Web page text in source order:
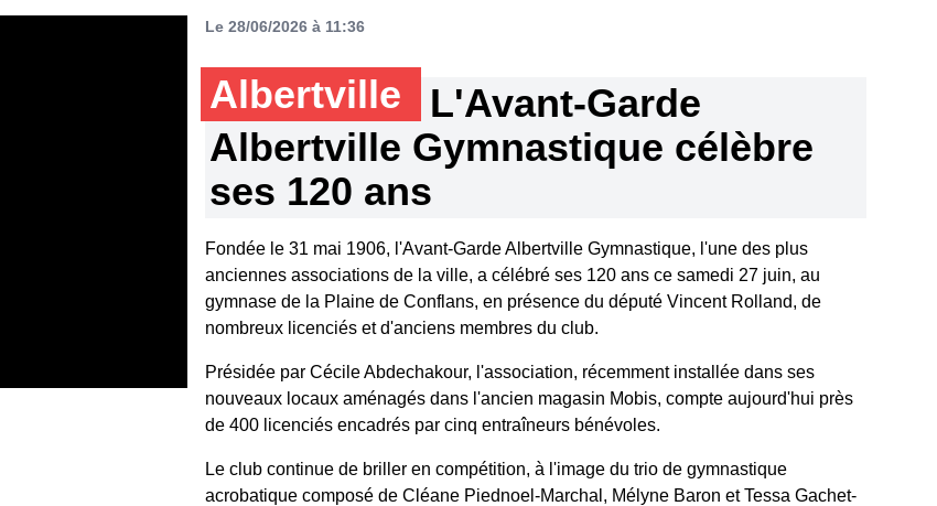
Le 28/06/2026 à 11:36
Albertville
L'Avant-Garde
Albertville Gymnastique célèbre
ses 120 ans
Fondée le 31 mai 1906, l'Avant-Garde Albertville Gymnastique, l'une des plus
anciennes associations de la ville, a célébré ses 120 ans ce samedi 27 juin, au
gymnase de la Plaine de Conflans, en présence du député Vincent Rolland, de
nombreux licenciés et d'anciens membres du club.
Présidée par Cécile Abdechakour, l'association, récemment installée dans ses
nouveaux locaux aménagés dans l'ancien magasin Mobis, compte aujourd'hui près
de 400 licenciés encadrés par cinq entraîneurs bénévoles.
Le club continue de briller en compétition, à l'image du trio de gymnastique
acrobatique composé de Cléane Piednoel-Marchal, Mélyne Baron et Tessa Gachet-